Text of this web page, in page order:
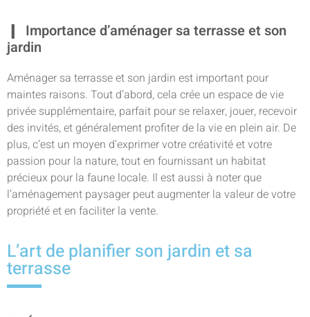
Importance d’aménager sa terrasse et son
jardin
Aménager sa terrasse et son jardin est important pour
maintes raisons. Tout d’abord, cela crée un espace de vie
privée supplémentaire, parfait pour se relaxer, jouer, recevoir
des invités, et généralement profiter de la vie en plein air. De
plus, c’est un moyen d’exprimer votre créativité et votre
passion pour la nature, tout en fournissant un habitat
précieux pour la faune locale. Il est aussi à noter que
l’aménagement paysager peut augmenter la valeur de votre
propriété et en faciliter la vente.
L’art de planifier son jardin et sa
terrasse